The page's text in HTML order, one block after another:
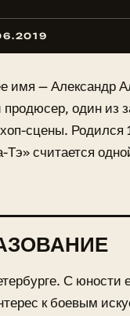
имя — Александр
продюсер, один из
сцены. Родился
считается
С юности
к боевым